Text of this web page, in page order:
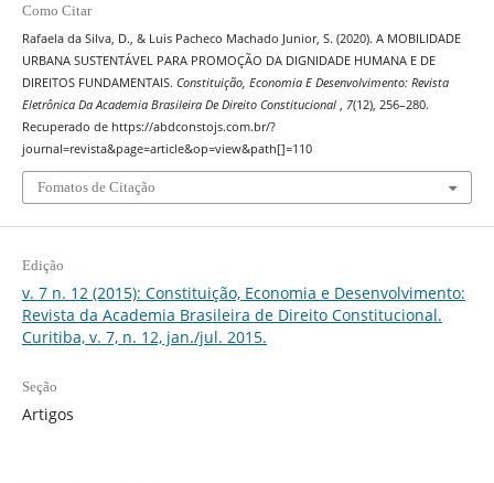
Como Citar
Rafaela da Silva, D., & Luis Pacheco Machado Junior, S. (2020). A MOBILIDADE
URBANA SUSTENTÁVEL PARA PROMOÇÃO DA DIGNIDADE HUMANA E DE
DIREITOS FUNDAMENTAIS. Constituição, Economia E Desenvolvimento: Revista
Eletrônica Da Academia Brasileira De Direito Constitucional
7(12), 256–280.
Recuperado de https://abdconstojs.com.br/?
journal=revista&page=article&op=view&path[]=110
Fomatos de Citação
Edição
v. 7 n. 12 (2015): Constituição, Economia e Desenvolvimento:
Revista da Academia Brasileira de Direito Constitucional.
Curitiba, v. 7, n. 12, jan./jul. 2015.
Seção
Artigos